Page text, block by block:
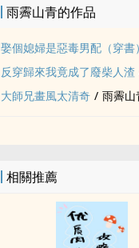
雨霽山青的作品
娶個媳婦是惡毒男配（穿書）
反穿歸來我竟成了廢柴人渣
大師兄畫風太清奇 / 雨霽山
相關推薦